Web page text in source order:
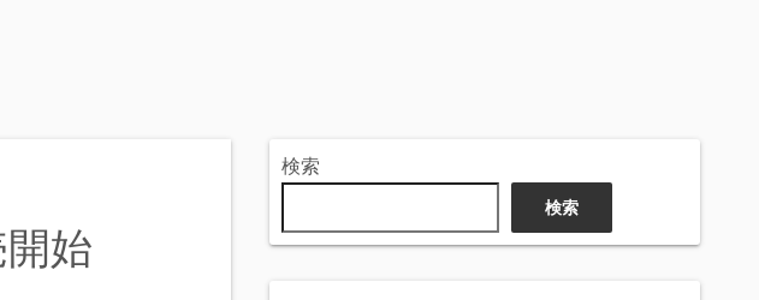
始
検索
検索